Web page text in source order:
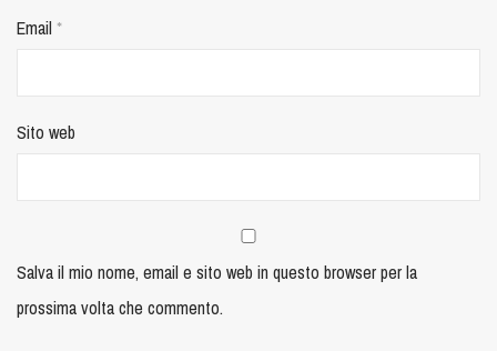
Email *
Sito web
Salva il mio nome, email e sito web in questo browser per la
prossima volta che commento.